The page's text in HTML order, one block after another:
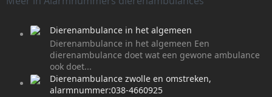
Dierenambulance in het algemeen
Dierenambulance in het algemeen Een
dierenambulance doet wat een gewone ambulance
ook doet...
Dierenambulance zwolle en omstreken,
alarmnummer:038-4660925